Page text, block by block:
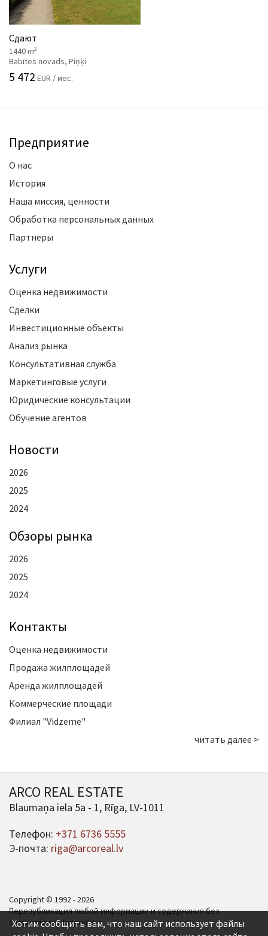
Сдают
1440 m2
Babītes novads, Piņķi
5 472 EUR / мес.
Предприятие
О нас
История
Наша миссия, ценности
Обработка персональных данных
Партнеры
Услуги
Оценка недвижимости
Сделки
Инвестиционные объекты
Анализ рынка
Консультативная служба
Маркетинговые услуги
Юридические консультации
Обучение агентов
Новости
2026
2025
2024
Oбзоры рынка
2026
2025
2024
Kонтакты
Оценка недвижимости
Продажа жилплощадей
Аренда жилплощадей
Коммерческие площади
Филиал "Vidzeme"
читать далее >
ARCO REAL ESTATE
Blaumaņa iela 5a - 1, Rīga, LV-1011
Телефон: +371 6736 5555
Э-почта: riga@arcoreal.lv
Copyright © 1992 - 2026
Перепубликация любой информации и содержания без
согласования запрещена.
Хотим сообщить вам, что наш сайт использует файлы